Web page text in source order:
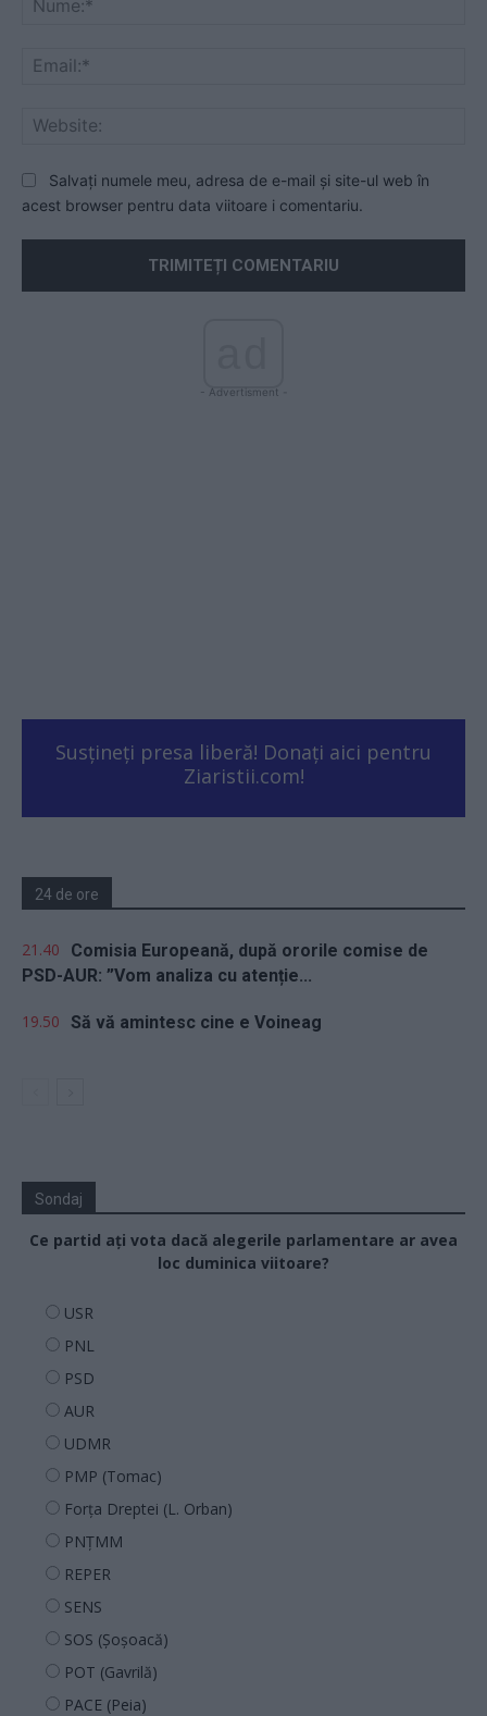
Salvați numele meu, adresa de e-mail și site-ul web în
acest browser pentru data viitoare i comentariu.
- Advertisment -
Susțineți presa liberă! Donați aici pentru
Ziaristii.com!
24 de ore
21.40
Comisia Europeană, după ororile comise de
PSD-AUR: ”Vom analiza cu atenție...
19.50 Să vă amintesc cine e Voineag
Sondaj
Ce partid ați vota dacă alegerile parlamentare ar avea
loc duminica viitoare?
USR
PNL
PSD
AUR
UDMR
PMP (Tomac)
Forța Dreptei (L. Orban)
PNȚMM
REPER
SENS
SOS (Șoșoacă)
POT (Gavrilă)
PACE (Peia)